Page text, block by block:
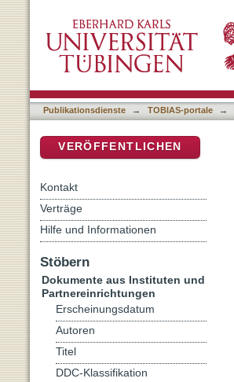
Publikationsdienste → TOBIAS-portale →
VERÖFFENTLICHEN
Kontakt
Verträge
Hilfe und Informationen
Stöbern
Dokumente aus Instituten und
Partnereinrichtungen
Erscheinungsdatum
Autoren
Titel
DDC-Klassifikation